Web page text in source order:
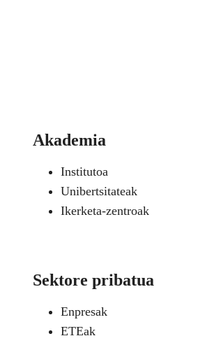
Akademia
Institutoa
Unibertsitateak
Ikerketa-zentroak
Sektore pribatua
Enpresak
ETEak